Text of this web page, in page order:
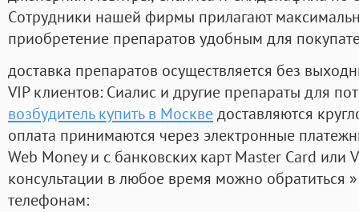
Cотрудники нашей фирмы прилагают
приобретение препаратов удобным для
доставка препаратов осуществляется без
VIP клиентов: Сиалис и другие препараты для
возбудитель купить в Москведоставляются
оплата принимаются через электронные
Web Money и с банковских карт Master Card или
консультации в любое время можно обратиться
телефонам: